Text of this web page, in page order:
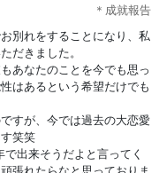
＊成就報告
別れをすることになり、私
だきました。
あなたのことを今でも思っ
はあるという希望だけでも
すが、今では過去の大恋愛
笑笑
出来そうだよと言ってく